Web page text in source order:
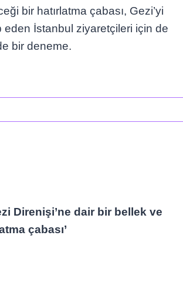
bir hatırlatma çabası, Gezi’yi
eden İstanbul ziyaretçileri için de
bir deneme.
Direnişi’ne dair bir bellek ve
çabası’